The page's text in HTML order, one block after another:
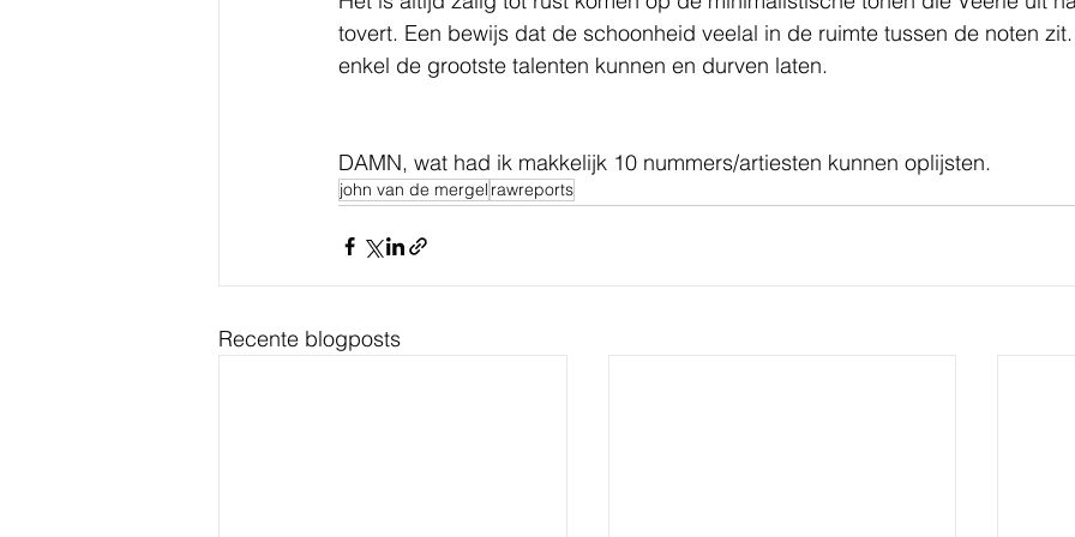
tovert. Een bewijs dat de schoonheid veelal in de ruimte tussen de noten
enkel de grootste talenten kunnen en durven laten.
DAMN, wat had ik makkelijk 10 nummers/artiesten kunnen oplijsten.
john van de mergel rawreports
Recente blogposts